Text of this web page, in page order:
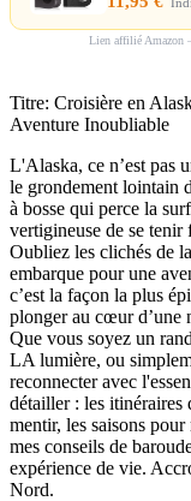
Lien affilié Amazon
Titre: Croisière en
Aventure Inoubliable
L'Alaska, ce n’est pas
le grondement lointain
à bosse qui perce la
vertigineuse de se
Oubliez les clichés de
embarque pour une
c’est la façon la plus
plonger au cœur d’une
Que vous soyez un
LA lumière, ou
reconnecter avec
détailler : les itinéraires
mentir, les saisons
mes conseils de
expérience de vie.
Nord.